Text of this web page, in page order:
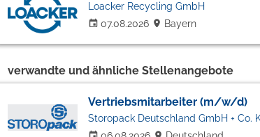
07.08.2026
Loacker Recycling GmbH
Bayern
verwandte und ähnliche Stellenangebote
Vertriebsmitarbeiter (m/w/d)
Storopack Deutschland GmbH + Co.